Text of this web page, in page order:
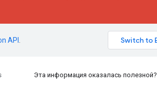
API
Эта информация оказалась полезной?